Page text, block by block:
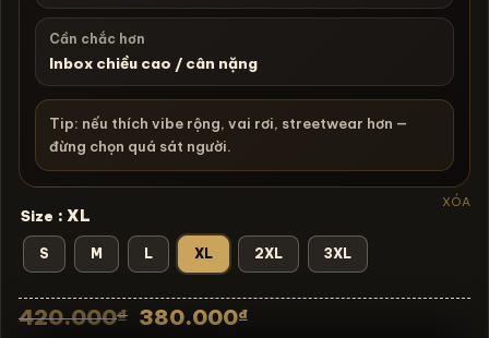
Cần chắc hơn
Inbox chiều cao / cân nặng
Tip: nếu thích vibe rộng, vai rơi, streetwear hơn —
đừng chọn quá sát người.
Size : XL
S M L XL 2XL 3XL
XÓA
420.000₫ Giá
380.000₫Giá